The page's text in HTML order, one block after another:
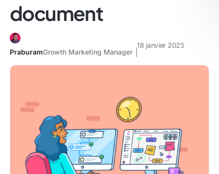
document
PraburamGrowth Marketing Manager
18 janvier 2025